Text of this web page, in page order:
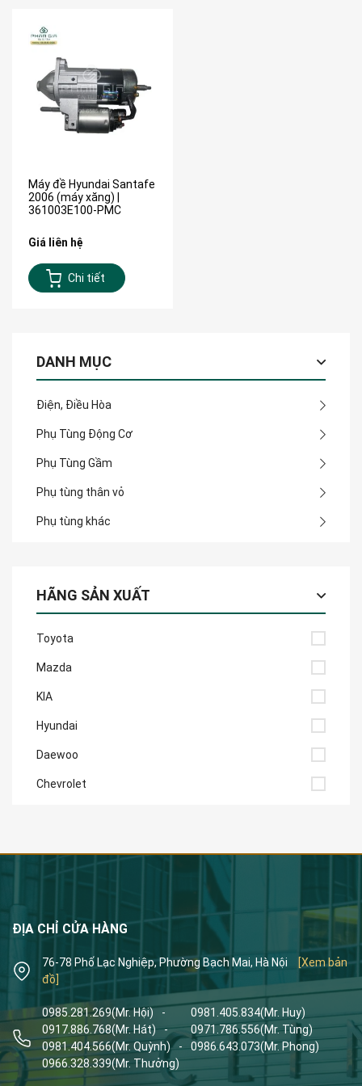
DANH MỤC
Điện, Điều Hòa
Phụ Tùng Động Cơ
Phụ Tùng Gầm
Phụ tùng thân vỏ
Phụ tùng khác
HÃNG SẢN XUẤT
Toyota
Mazda
KIA
Hyundai
Daewoo
Chevrolet
Máy đề Hyundai Santafe
2006 (máy xăng) |
361003E100-PMC
Giá liên hệ
Chi tiết
ĐỊA CHỈ CỬA HÀNG
76-78 Phố Lạc Nghiệp, Phường Bạch Mai, Hà Nội
[Xem bản
đồ]
0985.281.269(Mr. Hội) - 0981.405.834(Mr. Huy)
0917.886.768(Mr. Hát) - 0971.786.556(Mr. Tùng)
0981.404.566(Mr. Quỳnh) - 0986.643.073(Mr. Phong)
0966.328.339(Mr. Thưởng)